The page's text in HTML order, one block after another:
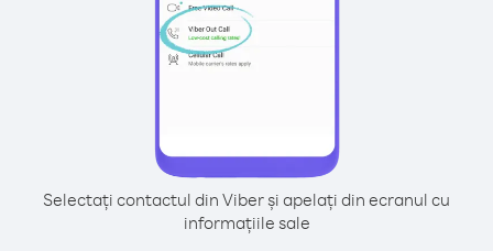
Selectați contactul din Viber și apelați din ecranul cu
informațiile sale